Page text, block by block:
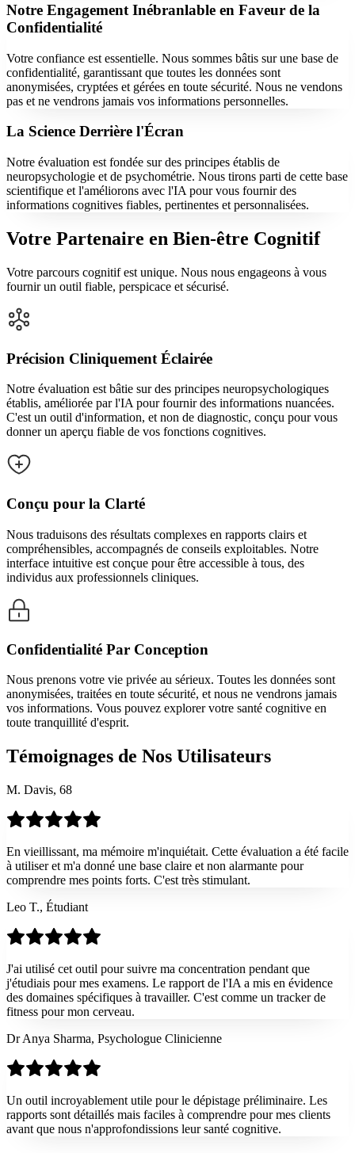
Notre Engagement Inébranlable en Faveur de la
Confidentialité
Votre confiance est essentielle. Nous sommes bâtis sur une base de
confidentialité, garantissant que toutes les données sont
anonymisées, cryptées et gérées en toute sécurité. Nous ne vendons
pas et ne vendrons jamais vos informations personnelles.
La Science Derrière l'Écran
Notre évaluation est fondée sur des principes établis de
neuropsychologie et de psychométrie. Nous tirons parti de cette base
scientifique et l'améliorons avec l'IA pour vous fournir des
informations cognitives fiables, pertinentes et personnalisées.
Votre Partenaire en Bien-être Cognitif
Votre parcours cognitif est unique. Nous nous engageons à vous
fournir un outil fiable, perspicace et sécurisé.
Précision Cliniquement Éclairée
Notre évaluation est bâtie sur des principes neuropsychologiques
établis, améliorée par l'IA pour fournir des informations nuancées.
C'est un outil d'information, et non de diagnostic, conçu pour vous
donner un aperçu fiable de vos fonctions cognitives.
Conçu pour la Clarté
Nous traduisons des résultats complexes en rapports clairs et
compréhensibles, accompagnés de conseils exploitables. Notre
interface intuitive est conçue pour être accessible à tous, des
individus aux professionnels cliniques.
Confidentialité Par Conception
Nous prenons votre vie privée au sérieux. Toutes les données sont
anonymisées, traitées en toute sécurité, et nous ne vendrons jamais
vos informations. Vous pouvez explorer votre santé cognitive en
toute tranquillité d'esprit.
Témoignages de Nos Utilisateurs
M. Davis, 68
En vieillissant, ma mémoire m'inquiétait. Cette évaluation a été facile
à utiliser et m'a donné une base claire et non alarmante pour
comprendre mes points forts. C'est très stimulant.
Leo T., Étudiant
J'ai utilisé cet outil pour suivre ma concentration pendant que
j'étudiais pour mes examens. Le rapport de l'IA a mis en évidence
des domaines spécifiques à travailler. C'est comme un tracker de
fitness pour mon cerveau.
Dr Anya Sharma, Psychologue Clinicienne
Un outil incroyablement utile pour le dépistage préliminaire. Les
rapports sont détaillés mais faciles à comprendre pour mes clients
avant que nous n'approfondissions leur santé cognitive.